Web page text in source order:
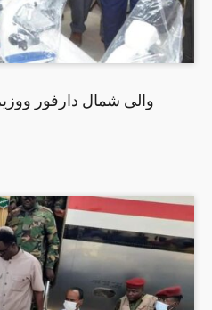
والى شمال دارفور ووزير